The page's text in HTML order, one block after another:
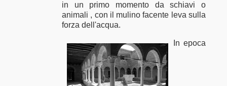
in un primo momento da schiavi o
animali , con il mulino facente leva sulla
forza dell'acqua.
In epoca